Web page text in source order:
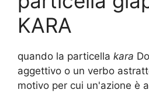
KARA
quando la particella kara
aggettivo o un verbo
motivo per cui un'azione è